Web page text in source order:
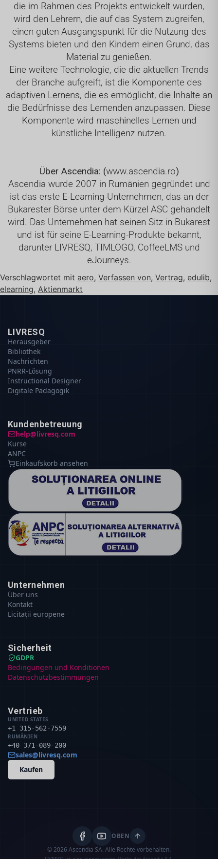
die im Rahmen des Projekts entwickelt wurden,
wird den Lehrern, die auf das System zugreifen,
einen guten Ausgangspunkt für die Nutzung des
Systems bieten und den Kindern einen Grund, das
Material zu genießen.
Eine weitere Technologie, die die aktuellen Trends
der Branche aufgreift, ist die Komponente des
adaptiven Lernens, die es ermöglicht, die Inhalte an
die Bedürfnisse des Lernenden anzupassen. Diese
Komponente wird maschinelles Lernen und
künstliche Intelligenz nutzen.
Über Ascendia: (www.ascendia.ro)
Ascendia wurde 2007 in Rumänien gegründet und
ist das erste E-Learning-Unternehmen, das an der
Bukarester Börse unter dem Kürzel ASC gehandelt
wird. Das Unternehmen hat seinen Sitz in Bukarest
und ist für seine E-Learning-Produkte bekannt,
darunter LIVRESQ, TIMLOGO, CoffeeLMS und
eJourneys.
Verschlagwortet mit aero, Verfassen von, Vertrag, edulib,
elearning, Aktienmarkt
LIVRESQ
Herausgeber
Bibliothek
Nachrichten
PNRR-Lösung
Instructional Designer
Digitale Pädagogik
Kundenbetreuung
help@livresq.com
Kurse
ANPC
Einkaufskorb ansehen
Unternehmen
Über uns
Kontakt
Licitații europene
Sicherheit
GDPR
Bedingungen und Konditionen
Datenschutzbestimmungen
Vertrieb
UNITED STATES
+1 315-562-7559
RUMÄNIEN
+40 371-089-200
sales@livresq.com
Kaufen
OBEN
© 2026 Ascendia SA. Alle Rechte vorbehalten.